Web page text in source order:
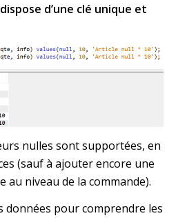
d’une clé unique et
nulles sont supportées, en
(sauf à ajouter encore une
au niveau de la commande).
données pour comprendre les